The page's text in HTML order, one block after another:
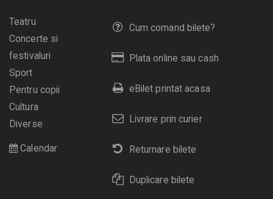
Cum comand bilete?
Plata online sau cash
eBilet printat acasa
Livrare prin curier
Returnare bilete
Duplicare bilete
Teatru
Concerte si
festivaluri
Sport
Pentru copii
Cultura
Diverse
Calendar